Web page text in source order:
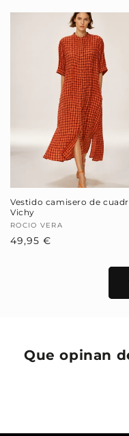
Vestido camisero de
Vichy
Proveedor:
ROCIO VERA
Precio
49,95 €
Que opinan